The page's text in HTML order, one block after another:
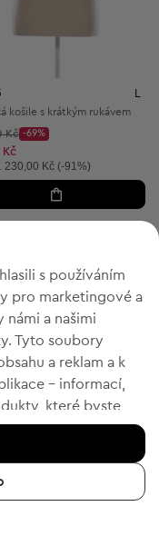
L
košile s krátkým rukávem
cena:
Kč
Discount Price:
-69%
cena:
Kč
cena:
230,00 Kč (-91%)
s používáním
pro marketingové a
a našimi
Tyto soubory
a reklam a k
- informací,
které byste
kliknutím na
na „Chci více
osobních
cookie můžete